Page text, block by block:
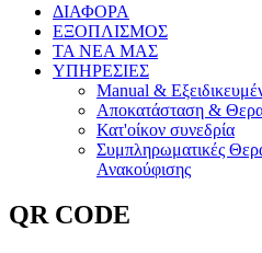
ΔΙΑΦΟΡΑ
ΕΞΟΠΛΙΣΜΟΣ
ΤΑ ΝΕΑ ΜΑΣ
ΥΠΗΡΕΣΙΕΣ
Manual &
Αποκατάσταση &
Κατ'οίκον συνεδρία
Συμπληρωματικές
Ανακούφισης
QR CODE